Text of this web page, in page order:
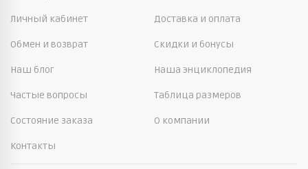
Личный кабинет Доставка и оплата
Обмен и возврат Скидки и бонусы
Наш блог Наша энциклопедия
Частые вопросы Таблица размеров
Состояние заказа О компании
Контакты